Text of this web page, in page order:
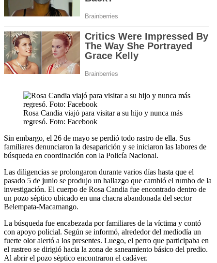
Rosa Candia viajó para visitar a su hijo y nunca más
regresó. Foto: Facebook
Sin embargo, el 26 de mayo se perdió todo rastro de ella. Sus
familiares denunciaron la desaparición y se iniciaron las labores de
búsqueda en coordinación con la Policía Nacional.
Las diligencias se prolongaron durante varios días hasta que el
pasado 5 de junio se produjo un hallazgo que cambió el rumbo de la
investigación. El cuerpo de Rosa Candia fue encontrado dentro de
un pozo séptico ubicado en una chacra abandonada del sector
Belempata-Macamango.
La búsqueda fue encabezada por familiares de la víctima y contó
con apoyo policial. Según se informó, alrededor del mediodía un
fuerte olor alertó a los presentes. Luego, el perro que participaba en
el rastreo se dirigió hacia la zona de saneamiento básico del predio.
Al abrir el pozo séptico encontraron el cadáver.